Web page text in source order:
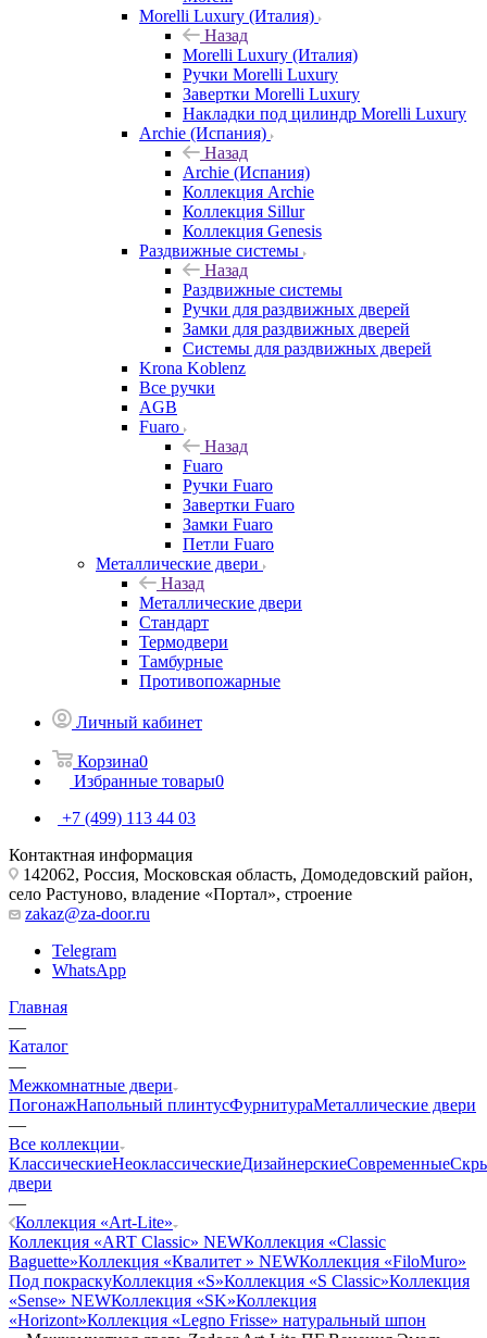
Morelli Luxury (Италия)
Назад
Morelli Luxury (Италия)
Ручки Morelli Luxury
Завертки Morelli Luxury
Накладки под цилиндр Morelli Luxury
Archie (Испания)
Назад
Archie (Испания)
Коллекция Archie
Коллекция Sillur
Коллекция Genesis
Раздвижные системы
Назад
Раздвижные системы
Ручки для раздвижных дверей
Замки для раздвижных дверей
Системы для раздвижных дверей
Krona Koblenz
Все ручки
AGB
Fuaro
Назад
Fuaro
Ручки Fuaro
Завертки Fuaro
Замки Fuaro
Петли Fuaro
Металлические двери
Назад
Металлические двери
Стандарт
Термодвери
Тамбурные
Противопожарные
Личный кабинет
Корзина0
Избранные товары0
+7 (499) 113 44 03
Контактная информация
142062, Россия, Московская область, Домодедовский район,
село Растуново, владение «Портал», строение
zakaz@za-door.ru
Telegram
WhatsApp
Главная
—
Каталог
—
Межкомнатные двери
ПогонажНапольный плинтусФурнитураМеталлические двери
—
Все коллекции
КлассическиеНеоклассическиеДизайнерскиеСовременные
двери
—
Коллекция «Art-Lite»
Коллекция «ART Classic» NEWКоллекция «Classic
Baguette»Коллекция «Квалитет » NEWКоллекция «FiloMuro»
Под покраскуКоллекция «S»Коллекция «S Classic»Коллекция
«Sense» NEWКоллекция «SK»Коллекция
«Horizont»Коллекция «Legno Frisse» натуральный шпон